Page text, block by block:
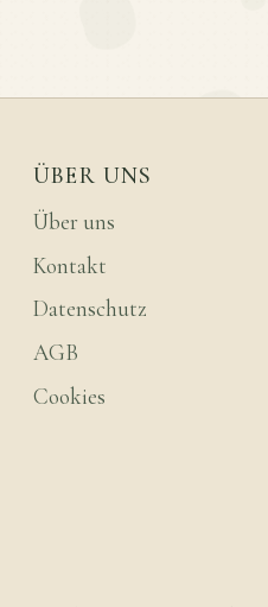
ÜBER UNS
Über uns
Kontakt
Datenschutz
AGB
Cookies